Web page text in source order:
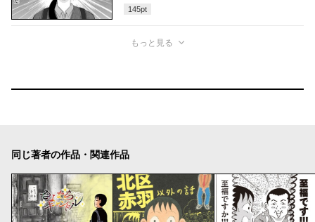
145pt
もっと見る
同じ著者の作品・関連作品